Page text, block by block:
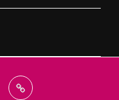
webprodukt.cz